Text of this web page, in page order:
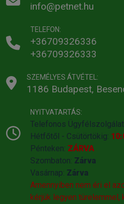
info@petnet.hu
TELEFON:
+36709326336
+36709326333
SZEMÉLYES ÁTVÉTEL:
1186 Budapest,
NYITVATARTÁS:
Telefonos
Hétfőtől - Csütörtökig:
Pénteken: ZÁRVA
Szombaton: Zárva
Vasárnap: Zárva
Amennyiben nem éri el
kérjük legyen türelemmel,